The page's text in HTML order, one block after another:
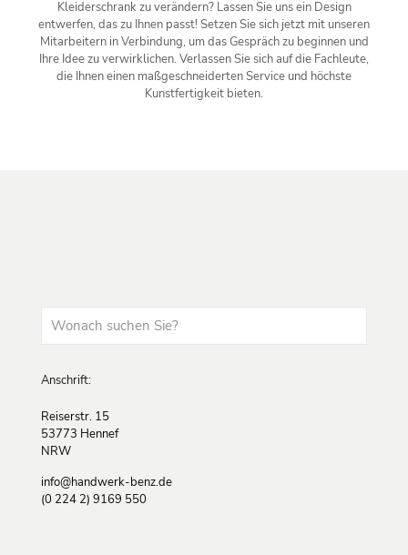
Kleiderschrank zu verändern? Lassen Sie uns ein Design
entwerfen, das zu Ihnen passt! Setzen Sie sich jetzt mit unseren
Mitarbeitern in Verbindung, um das Gespräch zu beginnen und
Ihre Idee zu verwirklichen. Verlassen Sie sich auf die Fachleute,
die Ihnen einen maßgeschneiderten Service und höchste
Kunstfertigkeit bieten.
Anschrift:
Reiserstr. 15
53773 Hennef
NRW
info@handwerk-benz.de
(0 224 2) 9169 550